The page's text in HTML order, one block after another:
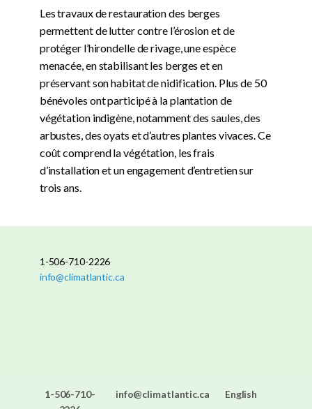
Les travaux de restauration des berges
permettent de lutter contre l’érosion et de
protéger l’hirondelle de rivage, une espèce
menacée, en stabilisant les berges et en
préservant son habitat de nidification. Plus de 50
bénévoles ont participé à la plantation de
végétation indigène, notamment des saules, des
arbustes, des oyats et d’autres plantes vivaces. Ce
coût comprend la végétation, les frais
d’installation et un engagement d’entretien sur
trois ans.
1-506-710-2226
info@climatlantic.ca
1-506-710-
info@climatlantic.ca English